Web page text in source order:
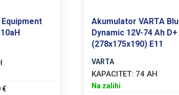
€
Akumulator VARTA
Dynamic 12V-74 Ah D+
(278x175x190) E11
VARTA
KAPACITET: 74 AH
Na zalihi